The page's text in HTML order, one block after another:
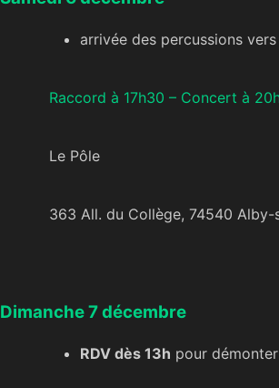
arrivée des percussions
Raccord à 17h30 – Concert à
Le Pôle
363 All. du Collège, 74540 Alby-
Dimanche 7 décembre
RDV dès 13h pour